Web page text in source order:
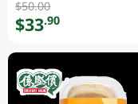
$50.00
$33.90